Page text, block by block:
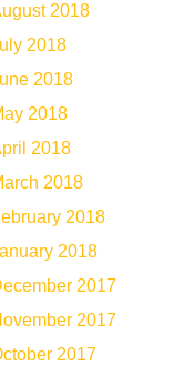
2018
2018
2018
2018
2018
2018
2018
2018
2017
2017
2017